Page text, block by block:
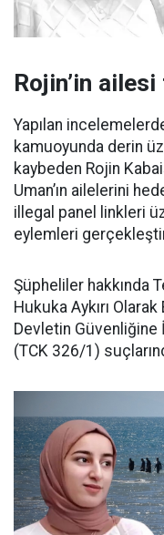
Rojin’in
Yapılan
kamuoyunda derin
kaybeden Rojin
Uman’ın ailelerini
illegal panel linkleri
eylemleri
Şüpheliler hakkında
Hukuka Aykırı
Devletin
(TCK 326/1)